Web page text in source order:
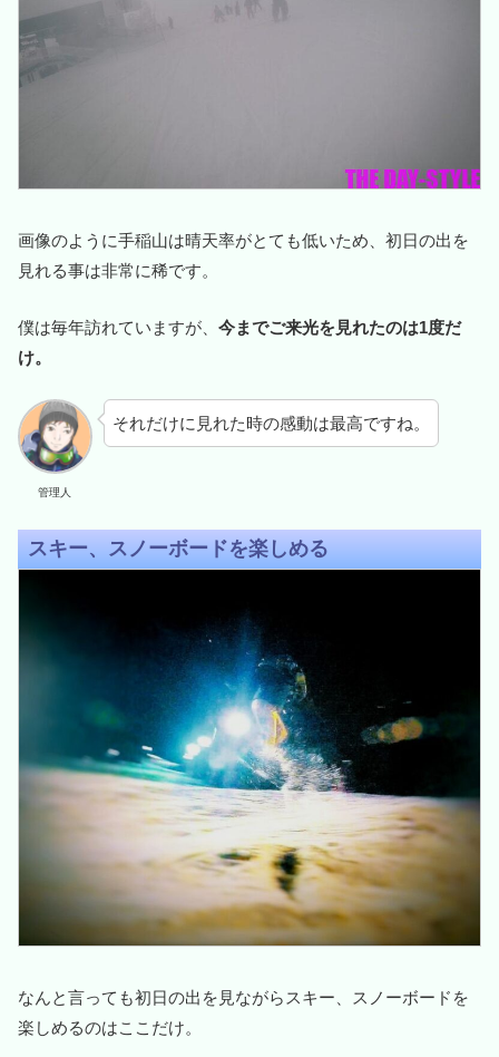
画像のように手稲山は晴天率がとても低いため、初日の出を
見れる事は非常に稀です。
僕は毎年訪れていますが、 今までご来光を見れたのは1度だ
け。
管理人
それだけに見れた時の感動は最高ですね。
スキー、スノーボードを楽しめる
なんと言っても初日の出を見ながらスキー、スノーボードを
楽しめるのはここだけ。